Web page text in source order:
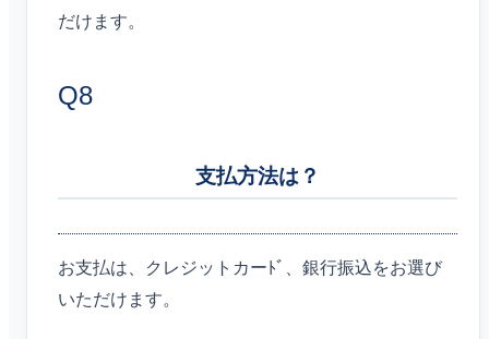
だけます。
Q8
支払方法は？
お支払は、クレジットカーﾄﾞ、銀行振込をお選び
いただけます。